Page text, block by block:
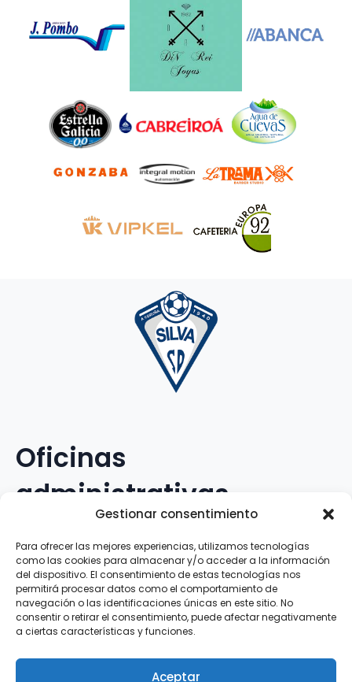
Gestionar consentimiento
Para ofrecer las mejores experiencias, utilizamos tecnologías
como las cookies para almacenar y/o acceder a la información
del dispositivo. El consentimiento de estas tecnologías nos
permitirá procesar datos como el comportamiento de
navegación o las identificaciones únicas en este sitio. No
consentir o retirar el consentimiento, puede afectar negativamente
a ciertas características y funciones.
Aceptar
Oficinas
administrativas
Avenida Galileo Galilei, 12
15.008 · A Coruña · España
Teléfono:881.069.303
WhatsApp:616.897.466